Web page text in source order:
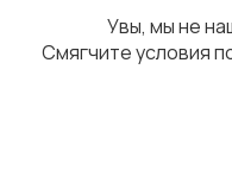
Увы, мы не
Смягчите условия